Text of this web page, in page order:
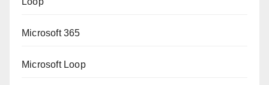
Microsoft 365
Microsoft Loop